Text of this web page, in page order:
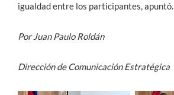
igualdad entre los participantes, apuntó.
Por Juan Paulo Roldán
Dirección de Comunicación Estratégica